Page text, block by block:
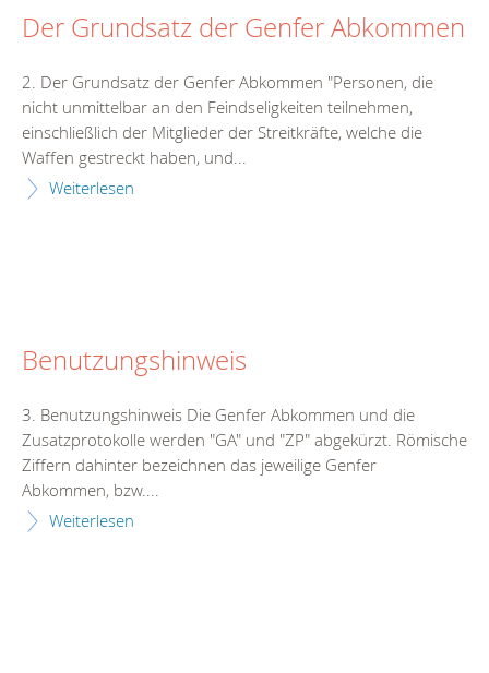
Der Grundsatz der Genfer Abkommen
2. Der Grundsatz der Genfer Abkommen "Personen, die
nicht unmittelbar an den Feindseligkeiten teilnehmen,
einschließlich der Mitglieder der Streitkräfte, welche die
Waffen gestreckt haben, und...
Weiterlesen
Benutzungshinweis
3. Benutzungshinweis Die Genfer Abkommen und die
Zusatzprotokolle werden "GA" und "ZP" abgekürzt. Römische
Ziffern dahinter bezeichnen das jeweilige Genfer
Abkommen, bzw....
Weiterlesen